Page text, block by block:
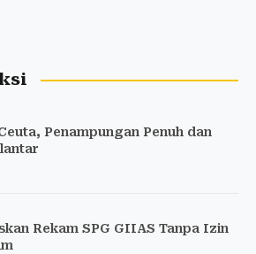
Penampungan Penuh dan
Rekam SPG GIIAS Tanpa Izin